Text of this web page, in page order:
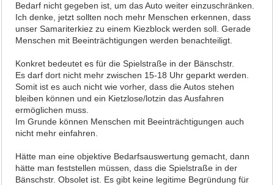
Bedarf nicht gegeben ist, um das Auto weiter einzuschränken.
Ich denke, jetzt sollten noch mehr Menschen erkennen, dass
unser Samariterkiez zu einem Kiezblock werden soll. Gerade
Menschen mit Beeinträchtigungen werden benachteiligt.
Konkret bedeutet es für die Spielstraße in der Bänschstr.
Es darf dort nicht mehr zwischen 15-18 Uhr geparkt werden.
Somit ist es auch nicht wie vorher, dass die Autos stehen
bleiben können und ein Kietzlose/lotzin das Ausfahren
ermöglichen muss.
Im Grunde können Menschen mit Beeinträchtigungen auch
nicht mehr einfahren.
Hätte man eine objektive Bedarfsauswertung gemacht, dann
hätte man feststellen müssen, dass die Spielstraße in der
Bänschstr. Obsolet ist. Es gibt keine legitime Begründung für